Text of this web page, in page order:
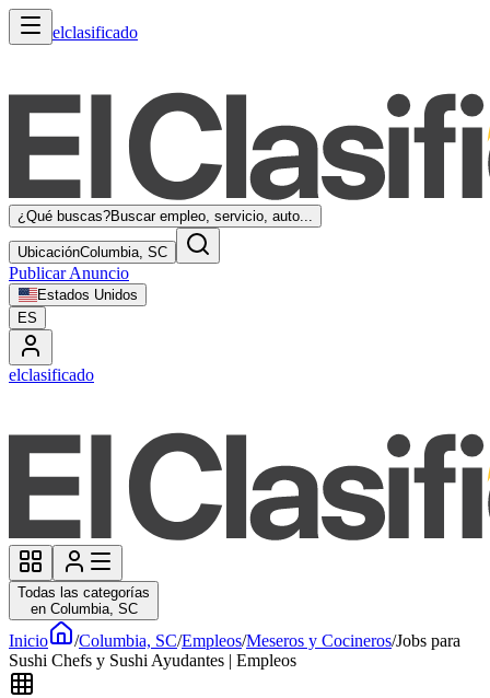
elclasificado
¿Qué buscas?Buscar empleo, servicio, auto...
UbicaciónColumbia, SC
Publicar Anuncio
Estados Unidos
ES
elclasificado
Todas las categorías
en Columbia, SC
Inicio /Columbia, SC/Empleos/Meseros y Cocineros/Jobs para
Sushi Chefs y Sushi Ayudantes | Empleos